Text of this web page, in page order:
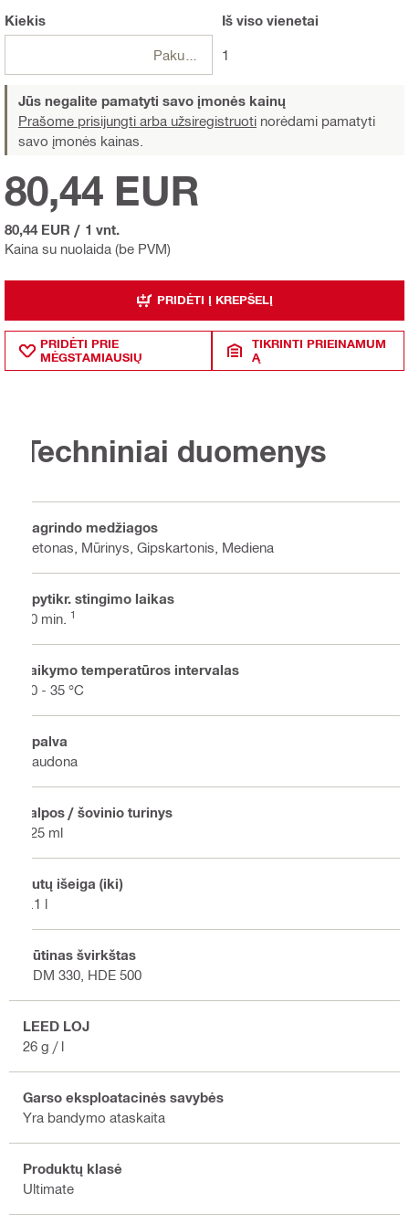
Kiekis
Pakuotės
Iš visovienetai
1
Jūs negalite pamatyti savo įmonės kainų
Prašome prisijungti arba užsiregistruoti norėdami pamatyti
savo įmonės kainas.
Kaina su nuolaida (be PVM)
80,44 EUR
80,44 EUR / 1 vnt.
PRIDĖTI Į KREPŠELĮ
PRIDĖTI PRIE
MĖGSTAMIAUSIŲ
TIKRINTI PRIEINAMUM
Ą
Techniniai duomenys
Pagrindo medžiagos
Betonas, Mūrinys, Gipskartonis, Mediena
Apytikr. stingimo laikas
10 min.
1
Taikymo temperatūros intervalas
10 - 35 °C
Spalva
Raudona
Talpos / šovinio turinys
325 ml
Putų išeiga (iki)
2.1 l
Būtinas švirkštas
HDM 330, HDE 500
LEED LOJ
26 g / l
Garso eksploatacinės savybės
Yra bandymo ataskaita
Produktų klasė
Ultimate